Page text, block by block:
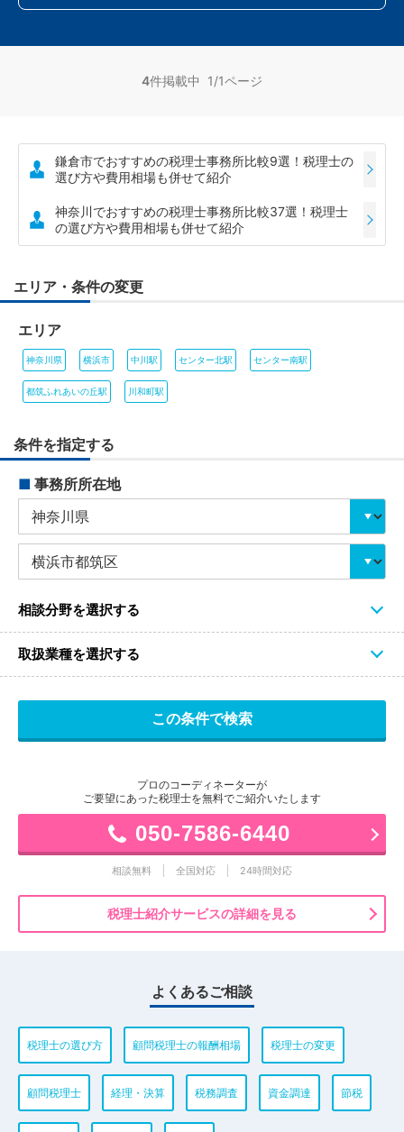
4件掲載中 1/1ページ
鎌倉市でおすすめの税理士事務所比較9選！税理士の
選び方や費用相場も併せて紹介
神奈川でおすすめの税理士事務所比較37選！税理士
の選び方や費用相場も併せて紹介
エリア・条件の変更
エリア
神奈川県 横浜市 中川駅 センター北駅 センター南駅
都筑ふれあいの丘駅 川和町駅
条件を指定する
■ 事務所所在地
相談分野を選択する
取扱業種を選択する
プロのコーディネーターが
ご要望にあった税理士を無料でご紹介いたします
050-7586-6440
相談無料 全国対応 24時間対応
税理士紹介サービスの詳細を見る
よくあるご相談
税理士の選び方 顧問税理士の報酬相場 税理士の変更
顧問税理士 経理・決算 税務調査 資金調達 節税